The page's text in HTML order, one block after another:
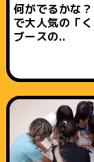
何がでるかな
で大人気の「く
ブースの..